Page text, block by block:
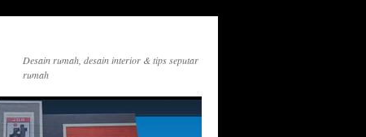
Desain rumah, desain interior & tips seputar
rumah